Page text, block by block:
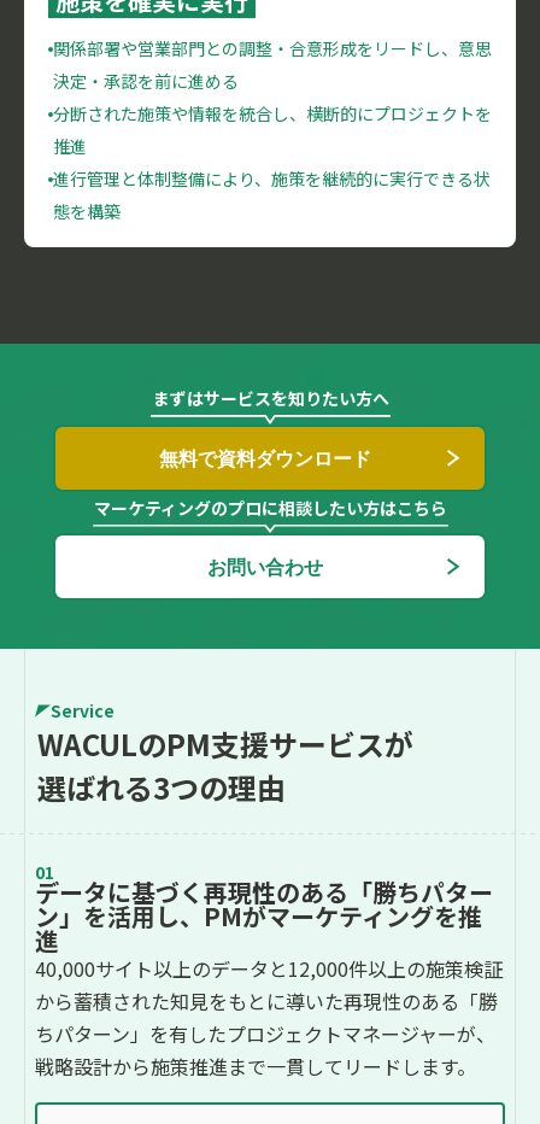
関係部署や営業部門との調整・合意形成をリードし、意思
決定・承認を前に進める
分断された施策や情報を統合し、横断的にプロジェクトを
推進
進行管理と体制整備により、施策を継続的に実行できる状
態を構築
まずはサービスを知りたい方へ
無料で資料ダウンロード
マーケティングのプロに相談したい方はこちら
お問い合わせ
Service
WACULのPM支援サービスが
選ばれる3つの理由
01
データに基づく再現性のある「勝ちパター
ン」 を活用し、PMがマーケティングを推
進
40,000サイト以上のデータと12,000件以上の施策検証
から蓄積された知見をもとに導いた再現性のある「勝
ちパターン」を有したプロジェクトマネージャーが、
戦略設計から施策推進まで一貫してリードします。